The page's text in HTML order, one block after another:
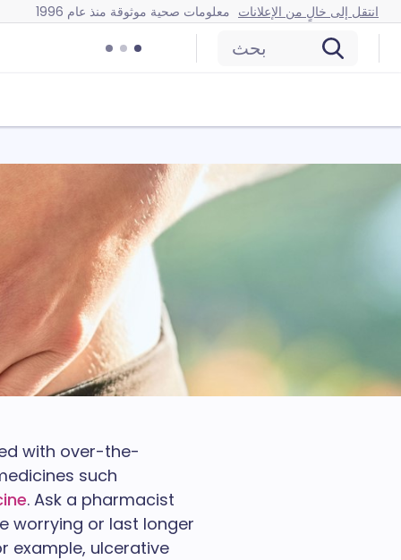
معلومات صحية موثوقة منذ عام 1996 انتقل إلى خالٍ من الإعلانات
بحث
with over-the-
such
. Ask a pharmacist
worrying or last longer
example, ulcerative